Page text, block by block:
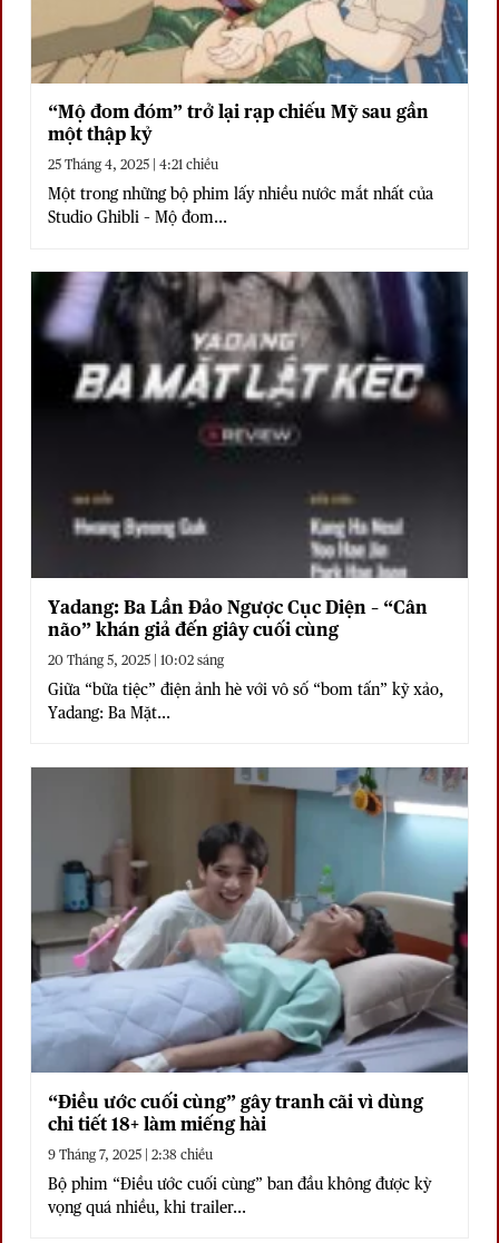
“Mộ đom đóm” trở lại rạp chiếu Mỹ sau gần
một thập kỷ
25 Tháng 4, 2025 | 4:21 chiều
Một trong những bộ phim lấy nhiều nước mắt nhất của
Studio Ghibli – Mộ đom...
Yadang: Ba Lần Đảo Ngược Cục Diện – “Cân
não” khán giả đến giây cuối cùng
20 Tháng 5, 2025 | 10:02 sáng
Giữa “bữa tiệc” điện ảnh hè với vô số “bom tấn” kỹ xảo,
Yadang: Ba Mặt...
“Điều ước cuối cùng” gây tranh cãi vì dùng
chi tiết 18+ làm miếng hài
9 Tháng 7, 2025 | 2:38 chiều
Bộ phim “Điều ước cuối cùng” ban đầu không được kỳ
vọng quá nhiều, khi trailer...